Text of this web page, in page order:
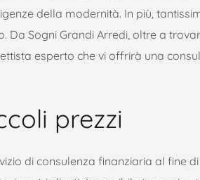
della modernità. In più,
Sogni Grandi Arredi, oltre a
esperto che vi offrirà una
prezzi
di consulenza finanziaria al fine di